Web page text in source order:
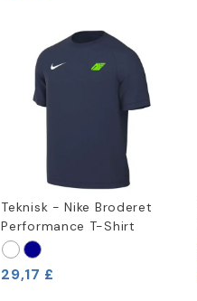
Teknisk - Nike Broderet
Performance T-Shirt
29,17 £